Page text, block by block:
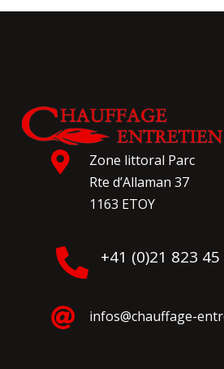

Zone littoral Parc
Rte d’Allaman 37
1163 ETOY
 +41 (0)21 823 45
 infos@chauffage-